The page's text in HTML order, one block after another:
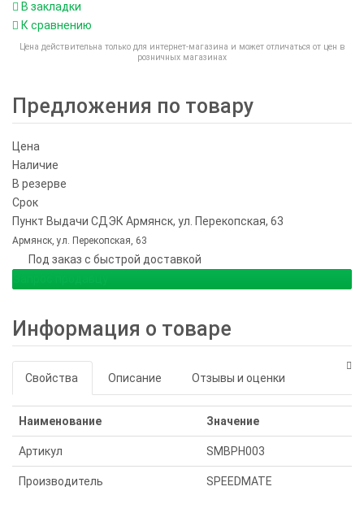
В закладки
К сравнению
Цена действительна только для интернет-магазина и может отличаться от цен в
розничных магазинах
Предложения по товару
Цена
Наличие
В резерве
Срок
Пункт Выдачи СДЭК Армянск, ул. Перекопская, 63
Армянск, ул. Перекопская, 63
Под заказ с быстрой доставкой
Информация о товаре
Свойства Описание Отзывы и оценки
Наименование Значение
Артикул SMBPH003
Производитель SPEEDMATE